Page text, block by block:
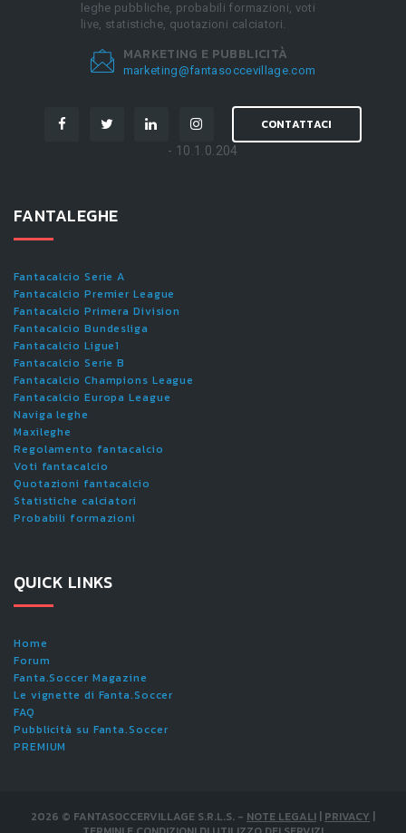
leghe pubbliche, probabili formazioni, voti
live, statistiche, quotazioni calciatori.
MARKETING E PUBBLICITÀ
marketing@fantasoccevillage.com
CONTATTACI
- 10.1.0.204
FANTALEGHE
Fantacalcio Serie A
Fantacalcio Premier League
Fantacalcio Primera Division
Fantacalcio Bundesliga
Fantacalcio Ligue1
Fantacalcio Serie B
Fantacalcio Champions League
Fantacalcio Europa League
Naviga leghe
Maxileghe
Regolamento fantacalcio
Voti fantacalcio
Quotazioni fantacalcio
Statistiche calciatori
Probabili formazioni
QUICK LINKS
Home
Forum
Fanta.Soccer Magazine
Le vignette di Fanta.Soccer
FAQ
Pubblicità su Fanta.Soccer
PREMIUM
2026 © FANTASOCCERVILLAGE S.R.L.S. - NOTE LEGALI | PRIVACY |